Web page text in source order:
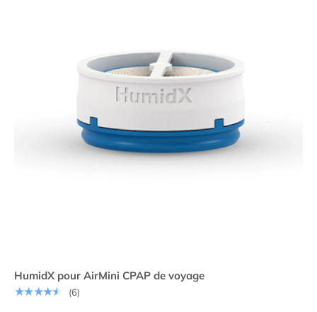
HumidX pour AirMini CPAP de voyage
★★★★★
(6)